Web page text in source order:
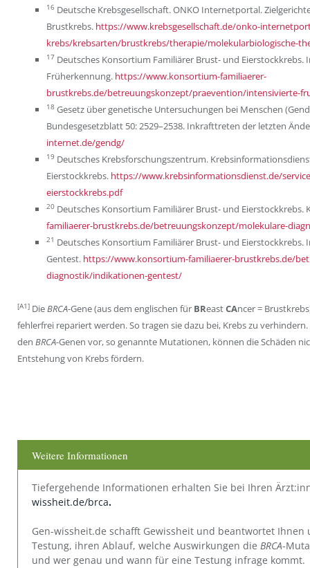
16 Deutsche Krebsgesellschaft. ONKO Internetportal.
Brustkrebs. https://www.krebsgesellschaft.de/onko-
krebs/krebsarten/brustkrebs/therapie/molekularbiologische-
17 Deutsches Konsortium Familiärer Brust- und Eierstockkrebs.
Früherkennung. https://www.konsortium-familiaerer-
brustkrebs.de/betreuungskonzept/praevention/intensivierte-
18 Gesetz über genetische Untersuchungen bei Menschen
Bundesgesetzblatt 50: 2529–2538. Inkrafttreten der letzten
internet.de/gendg/
19 Deutsches Krebsforschungszentrum.
Eierstockkrebs. https://www.krebsinformationsdienst.de/
eierstockkrebs.pdf
20 Deutsches Konsortium Familiärer Brust- und
familiaerer-brustkrebs.de/betreuungskonzept/molekulare-
21 Deutsches Konsortium Familiärer Brust- und Eierstockkrebs.
Gentest. https://www.konsortium-familiaerer-brustkrebs.de/
diagnostik/indikationen-gentest/
[A1] DieBRCA-Gene (aus dem englischen für BReastCAncer =
fehlerfrei repariert werden. So tragen sie dazu bei, Krebs zu
den BRCA-Genen vor, so genannte Mutationen, können die Schäden
Entstehung von Krebs fördern.
Weitere Informationen
Tiefergehende Informationen erhalten Sie bei Ihren
wissheit.de/brca.
Gen-wissheit.de schafft Gewissheit und beantwortet
Testung, ihren Ablauf, welche Auswirkungen die BRCA-
und wer genau und wann für eine Testung infrage kommt.